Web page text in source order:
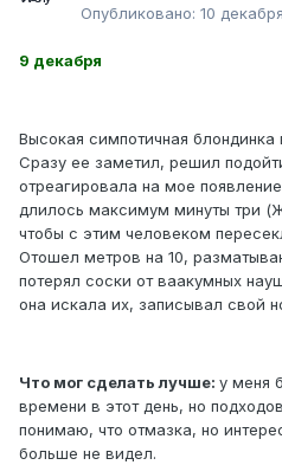
Опубликовано: 10
9 декабря
Высокая симпотичная
Сразу ее заметил, решил
отреагировала на мое
длилось максимум минуты три
чтобы с этим человеком
Отошел метров на 10,
потерял соски от ваакумных
она искала их, записывал свой
Что мог сделать лучше: у меня
времени в этот день, но
понимаю, что отмазка, но
больше не видел.